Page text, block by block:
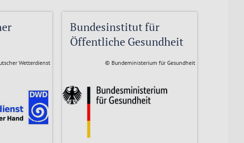
Wetterdienst
Bundesinstitut für
Öffentliche Gesundheit
© Bundeministerium für Gesundheit